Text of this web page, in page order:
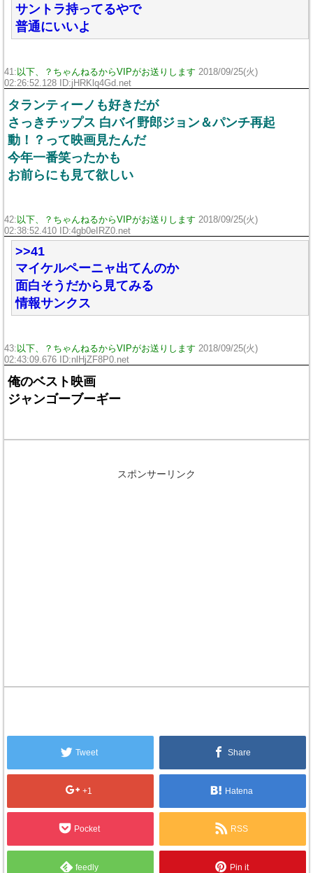
サントラ持ってるやで
普通にいいよ
41: 以下、？ちゃんねるからVIPがお送りします 2018/09/25(火)
02:26:52.128 ID:jHRKlq4Gd.net
タランティーノも好きだが
さっきチップス 白バイ野郎ジョン＆パンチ再起
動！？って映画見たんだ
今年一番笑ったかも
お前らにも見て欲しい
42: 以下、？ちゃんねるからVIPがお送りします 2018/09/25(火)
02:38:52.410 ID:4gb0eIRZ0.net
>>41
マイケルペーニャ出てんのか
面白そうだから見てみる
情報サンクス
43: 以下、？ちゃんねるからVIPがお送りします 2018/09/25(火)
02:43:09.676 ID:nlHjZF8P0.net
俺のベスト映画
ジャンゴーブーギー
スポンサーリンク
Tweet Share
+1 Hatena
Pocket RSS
feedly Pin it